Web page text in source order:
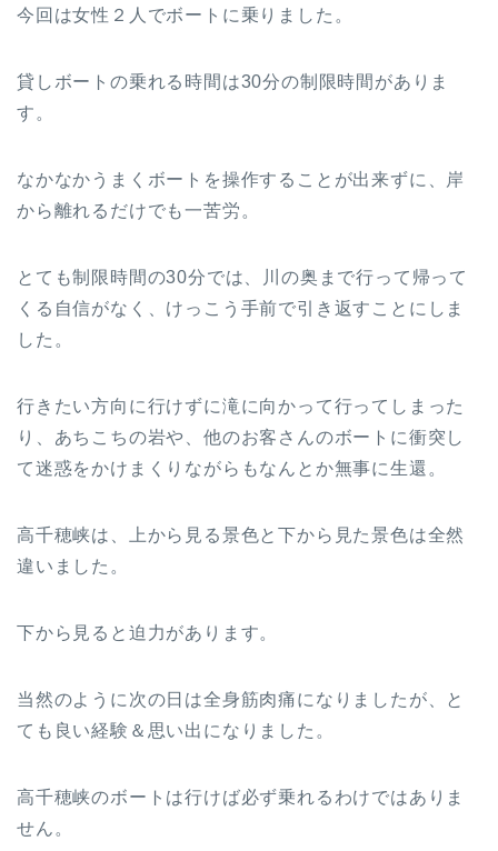
今回は女性２人でボートに乗りました。
貸しボートの乗れる時間は30分の制限時間がありま
す。
なかなかうまくボートを操作することが出来ずに、岸
から離れるだけでも一苦労。
とても制限時間の30分では、川の奥まで行って帰って
くる自信がなく、けっこう手前で引き返すことにしま
した。
行きたい方向に行けずに滝に向かって行ってしまった
り、あちこちの岩や、他のお客さんのボートに衝突し
て迷惑をかけまくりながらもなんとか無事に生還。
高千穂峡は、上から見る景色と下から見た景色は全然
違いました。
下から見ると迫力があります。
当然のように次の日は全身筋肉痛になりましたが、と
ても良い経験＆思い出になりました。
高千穂峡のボートは行けば必ず乗れるわけではありま
せん。